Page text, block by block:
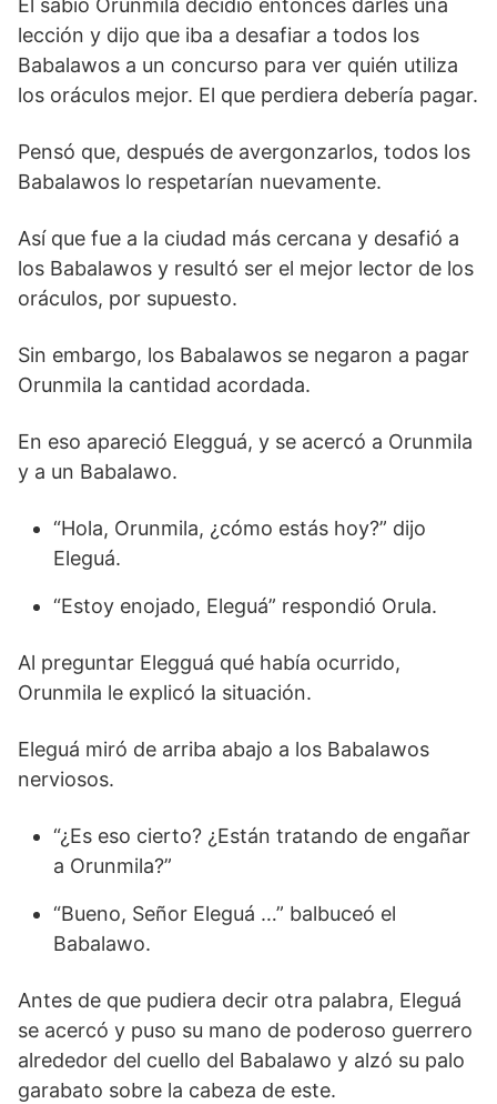
El sabio Orunmila decidió entonces darles una
lección y dijo que iba a desafiar a todos los
Babalawos a un concurso para ver quién utiliza
los oráculos mejor. El que perdiera debería pagar.
Pensó que, después de avergonzarlos, todos los
Babalawos lo respetarían nuevamente.
Así que fue a la ciudad más cercana y desafió a
los Babalawos y resultó ser el mejor lector de los
oráculos, por supuesto.
Sin embargo, los Babalawos se negaron a pagar
Orunmila la cantidad acordada.
En eso apareció Elegguá, y se acercó a Orunmila
y a un Babalawo.
“Hola, Orunmila, ¿cómo estás hoy?” dijo
Eleguá.
“Estoy enojado, Eleguá” respondió Orula.
Al preguntar Elegguá qué había ocurrido,
Orunmila le explicó la situación.
Eleguá miró de arriba abajo a los Babalawos
nerviosos.
“¿Es eso cierto? ¿Están tratando de engañar
a Orunmila?”
“Bueno, Señor Eleguá …” balbuceó el
Babalawo.
Antes de que pudiera decir otra palabra, Eleguá
se acercó y puso su mano de poderoso guerrero
alrededor del cuello del Babalawo y alzó su palo
garabato sobre la cabeza de este.